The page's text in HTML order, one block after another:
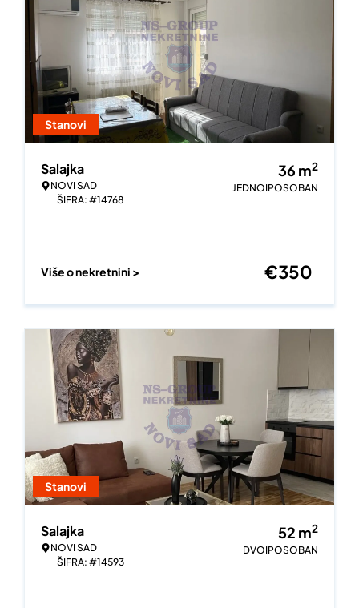
Stanovi
Salajka
NOVI SAD
ŠIFRA: #14768
36 m2
JEDNOIPOSOBAN
Više o nekretnini > €350
Stanovi
Salajka
NOVI SAD
ŠIFRA: #14593
52 m2
DVOIPOSOBAN